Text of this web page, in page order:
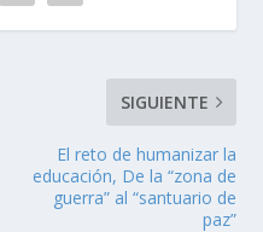
SIGUIENTE
El reto de humanizar la
educación, De la “zona de
guerra” al “santuario de
paz”